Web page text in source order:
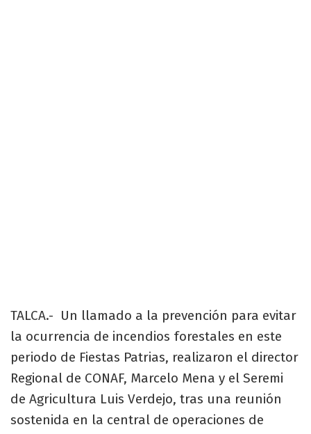
TALCA.- Un llamado a la prevención para evitar
la ocurrencia de incendios forestales en este
periodo de Fiestas Patrias, realizaron el director
Regional de CONAF, Marcelo Mena y el Seremi
de Agricultura Luis Verdejo, tras una reunión
sostenida en la central de operaciones de